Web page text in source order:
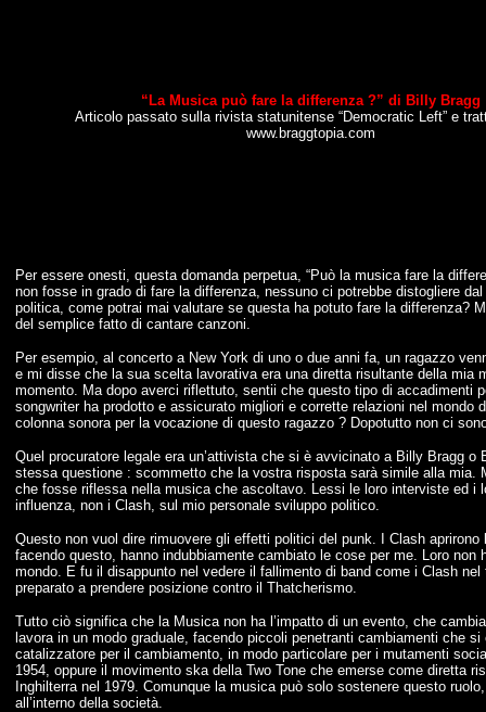
“La Musica può fare la differenza ?” di Billy Bragg
Articolo passato sulla rivista statunitense “Democratic Left” e
www.braggtopia.com
Per essere onesti, questa domanda perpetua, “Può la musica fare la
non fosse in grado di fare la differenza, nessuno ci potrebbe distogliere
politica, come potrai mai valutare se questa ha potuto fare la differenza?
del semplice fatto di cantare canzoni.
Per esempio, al concerto a New York di uno o due anni fa, un ragazzo
e mi disse che la sua scelta lavorativa era una diretta risultante della mia
momento. Ma dopo averci riflettuto, sentii che questo tipo di
songwriter ha prodotto e assicurato migliori e corrette relazioni nel mondo
colonna sonora per la vocazione di questo ragazzo ? Dopotutto non ci
Quel procuratore legale era un’attivista che si è avvicinato a Billy Bragg
stessa questione : scommetto che la vostra risposta sarà simile alla
che fosse riflessa nella musica che ascoltavo. Lessi le loro interviste ed
influenza, non i Clash, sul mio personale sviluppo politico.
Questo non vuol dire rimuovere gli effetti politici del punk. I Clash
facendo questo, hanno indubbiamente cambiato le cose per me. Loro
mondo. E fu il disappunto nel vedere il fallimento di band come i Clash
preparato a prendere posizione contro il Thatcherismo.
Tutto ciò significa che la Musica non ha l’impatto di un evento, che
lavora in un modo graduale, facendo piccoli penetranti cambiamenti che
catalizzatore per il cambiamento, in modo particolare per i mutamenti
1954, oppure il movimento ska della Two Tone che emerse come diretta
Inghilterra nel 1979. Comunque la musica può solo sostenere questo
all’interno della società.